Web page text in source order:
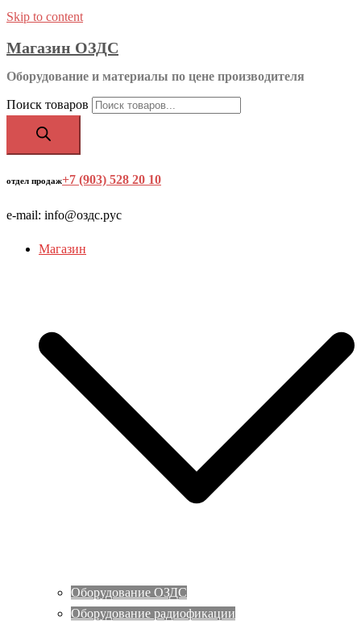
Skip to content
Магазин ОЗДС
Оборудование и материалы по цене производителя
Поиск товаров
отдел продаж+7 (903) 528 20 10
e-mail: info@оздс.рус
Магазин
Оборудование ОЗДС
Оборудование радиофикации